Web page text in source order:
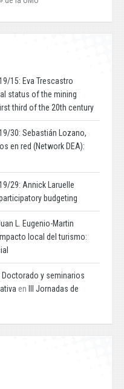
15: Eva Trescastro
status of the mining
third of the 20th century
30: Sebastián Lozano,
en red (Network DEA):
29: Annick Laruelle
budgeting
L. Eugenio-Martin
local del turismo:
Doctorado y seminarios
en
III Jornadas de